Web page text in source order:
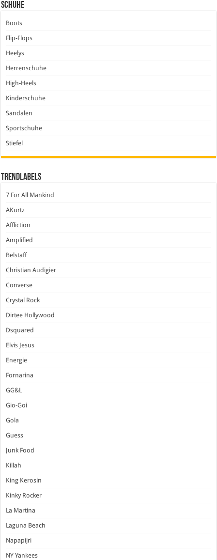
Schuhe
Boots
Flip-Flops
Heelys
Herrenschuhe
High-Heels
Kinderschuhe
Sandalen
Sportschuhe
Stiefel
Trendlabels
7 For All Mankind
AKurtz
Affliction
Amplified
Belstaff
Christian Audigier
Converse
Crystal Rock
Dirtee Hollywood
Dsquared
Elvis Jesus
Energie
Fornarina
GG&L
Gio-Goi
Gola
Guess
Junk Food
Killah
King Kerosin
Kinky Rocker
La Martina
Laguna Beach
Napapijri
NY Yankees